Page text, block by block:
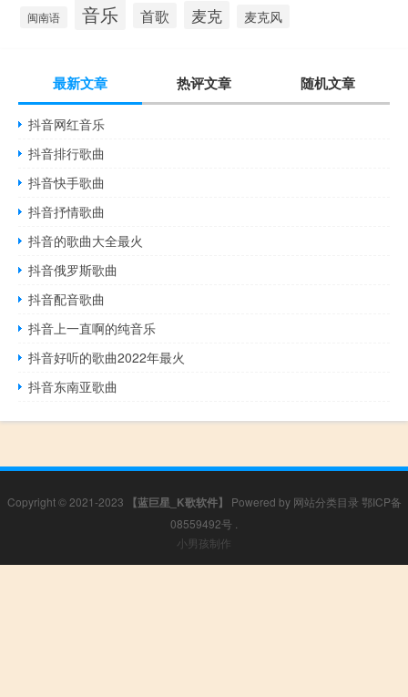
闽南语 音乐 首歌 麦克 麦克风
最新文章 热评文章 随机文章
抖音网红音乐
抖音排行歌曲
抖音快手歌曲
抖音抒情歌曲
抖音的歌曲大全最火
抖音俄罗斯歌曲
抖音配音歌曲
抖音上一直啊的纯音乐
抖音好听的歌曲2022年最火
抖音东南亚歌曲
Copyright © 2021-2023 【蓝巨星_K歌软件】 Powered by 网站分类目录 鄂ICP备
08559492号
小男孩制作